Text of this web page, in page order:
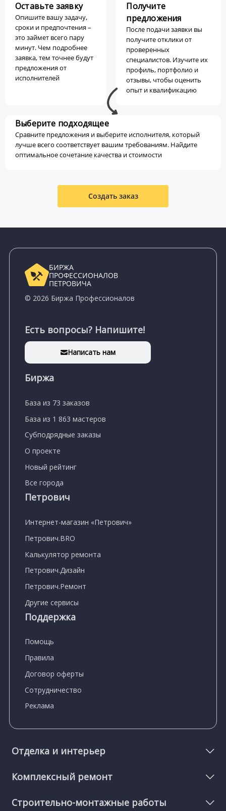
Оставьте заявку
Опишите вашу задачу,
сроки и предпочтения –
это займет всего пару
минут. Чем подробнее
заявка, тем точнее будут
предложения от
исполнителей
Получите
предложения
После подачи заявки вы
получите отклики от
проверенных
специалистов. Изучите их
профиль, портфолио и
отзывы, чтобы оценить
опыт и квалификацию
Выберите подходящее
Сравните предложения и выберите исполнителя, который
лучше всего соответствует вашим требованиям. Найдите
оптимальное сочетание качества и стоимости
Создать заказ
БИРЖА
ПРОФЕССИОНАЛОВ
ПЕТРОВИЧА
© 2026 Биржа Профессионалов
Есть вопросы? Напишите!
Написать нам
Биржа
База из 73 заказов
База из 1 863 мастеров
Субподрядные заказы
О проекте
Новый рейтинг
Все города
Петрович
Интернет-магазин «Петрович»
Петрович.BRO
Калькулятор ремонта
Петрович.Дизайн
Петрович.Ремонт
Другие сервисы
Поддержка
Помощь
Правила
Договор оферты
Сотрудничество
Реклама
Отделка и интерьер
Комплексный ремонт
Строительно-монтажные работы